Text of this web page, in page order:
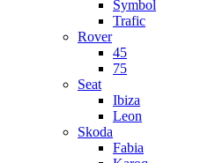
Symbol
Trafic
Rover
45
75
Seat
Ibiza
Leon
Skoda
Fabia